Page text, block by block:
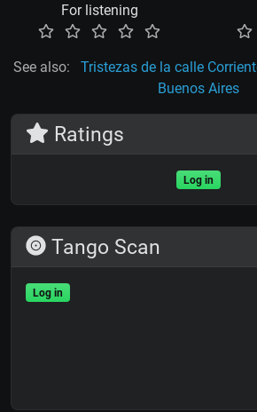
For listening
See also: Tristezas de la calle
Buenos Aires
Ratings
Log in
Tango Scan
Log in